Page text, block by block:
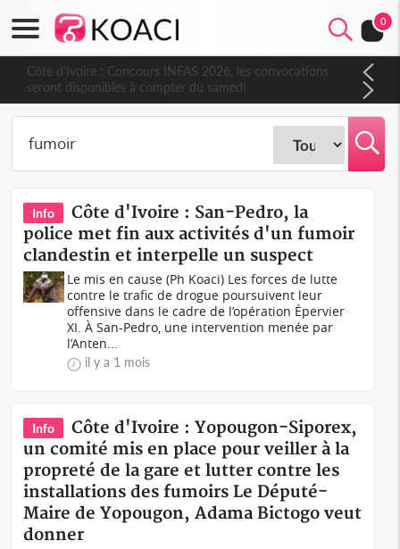
0
Côte d'Ivoire : Concours INFAS 2026, les convocations
seront disponibles à compter du samedi
Info
Côte d'Ivoire : San-Pedro, la
police met fin aux activités d'un fumoir
clandestin et interpelle un suspect
Le mis en cause (Ph Koaci) Les forces de lutte
contre le trafic de drogue poursuivent leur
offensive dans le cadre de l’opération Épervier
XI. À San-Pedro, une intervention menée par
l’Anten...
il y a 1 mois
Info
Côte d'Ivoire : Yopougon-Siporex,
un comité mis en place pour veiller à la
propreté de la gare et lutter contre les
installations des fumoirs Le Député-
Maire de Yopougon, Adama Bictogo veut
donner